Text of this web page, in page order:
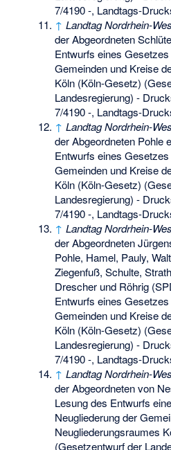
7/4190 -, Landtags-
↑ Landtag Nordrhein-
der Abgeordneten
Entwurfs eines
Gemeinden und Kreise
Köln (Köln-Gesetz)
Landesregierung) -
7/4190 -, Landtags-
↑ Landtag Nordrhein-
der Abgeordneten Pohle
Entwurfs eines
Gemeinden und Kreise
Köln (Köln-Gesetz)
Landesregierung) -
7/4190 -, Landtags-
↑ Landtag Nordrhein-
der Abgeordneten
Pohle, Hamel, Pauly,
Ziegenfuß, Schulte,
Drescher und Röhrig
Entwurfs eines
Gemeinden und Kreise
Köln (Köln-Gesetz)
Landesregierung) -
7/4190 -, Landtags-
↑ Landtag Nordrhein-
der Abgeordneten von
Lesung des Entwurfs
Neugliederung der
Neugliederungsraumes
(Gesetzentwurf der